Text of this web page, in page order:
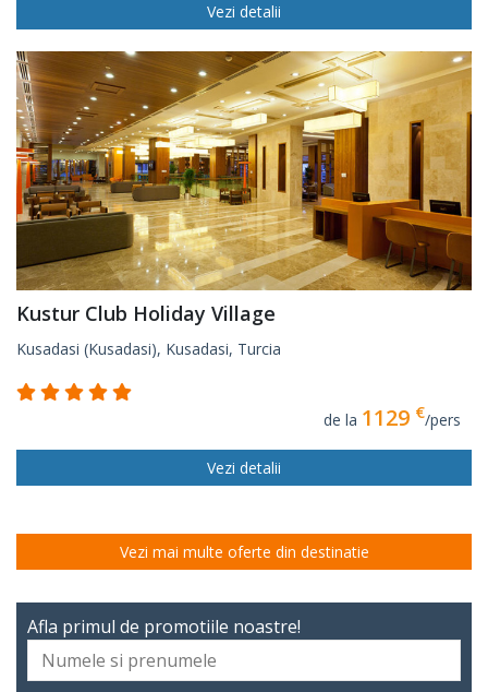
Vezi detalii
Kustur Club Holiday Village
Kusadasi (Kusadasi), Kusadasi, Turcia
de la 1129 €/pers
Vezi detalii
Vezi mai multe oferte din destinatie
Afla primul de promotiile noastre!